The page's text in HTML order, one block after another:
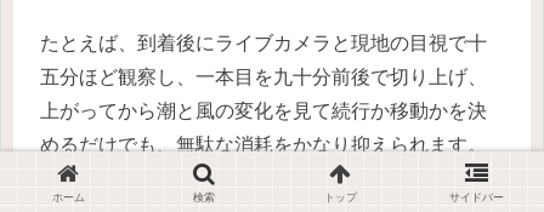
たとえば、到着後にライブカメラと現地の目視で十
五分ほど観察し、一本目を九十分前後で切り上げ、
上がってから潮と風の変化を見て続行か移動かを決
めるだけでも、無駄な消耗をかなり抑えられます。
ホーム 検索 トップ サイドバー